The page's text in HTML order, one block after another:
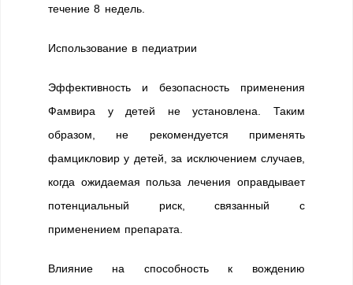
течение 8 недель.
Использование в педиатрии
Эффективность и безопасность применения
Фамвира у детей не установлена. Таким
образом, не рекомендуется применять
фамцикловир у детей, за исключением случаев,
когда ожидаемая польза лечения оправдывает
потенциальный риск, связанный с
применением препарата.
Влияние на способность к вождению